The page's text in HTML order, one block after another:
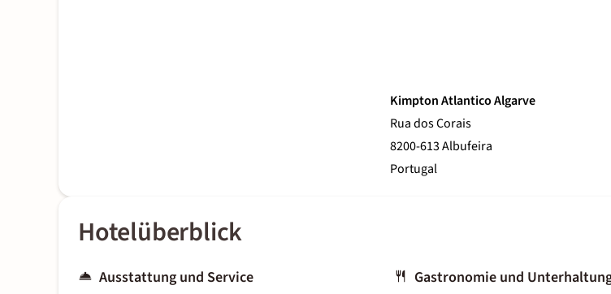
Kimpton Atlantico Algarve
Rua dos Corais
8200-613 Albufeira
Portugal
Hotelüberblick
Ausstattung und Service Gastronomie und